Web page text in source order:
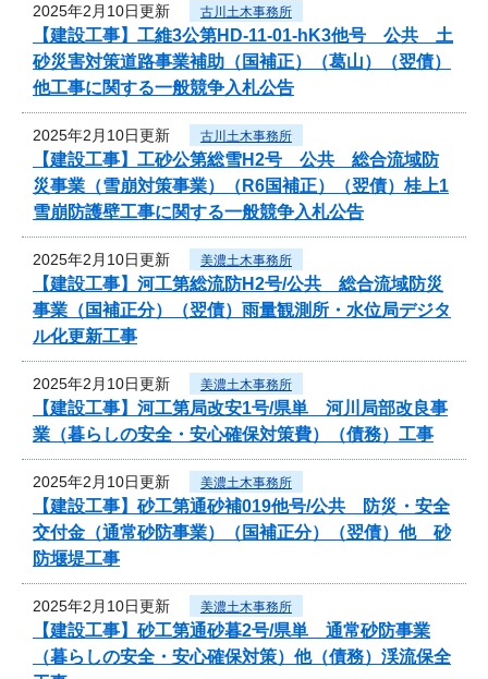
2025年2月10日更新 古川土木事務所
【建設工事】工維3公第HD-11-01-hK3他号 公共 土
砂災害対策道路事業補助（国補正）（葛山）（翌債）
他工事に関する一般競争入札公告
2025年2月10日更新 古川土木事務所
【建設工事】工砂公第総雪H2号 公共 総合流域防
災事業（雪崩対策事業）（R6国補正）（翌債）桂上1
雪崩防護壁工事に関する一般競争入札公告
2025年2月10日更新 美濃土木事務所
【建設工事】河工第総流防H2号/公共 総合流域防災
事業（国補正分）（翌債）雨量観測所・水位局デジタ
ル化更新工事
2025年2月10日更新 美濃土木事務所
【建設工事】河工第局改安1号/県単 河川局部改良事
業（暮らしの安全・安心確保対策費）（債務）工事
2025年2月10日更新 美濃土木事務所
【建設工事】砂工第通砂補019他号/公共 防災・安全
交付金（通常砂防事業）（国補正分）（翌債）他 砂
防堰堤工事
2025年2月10日更新 美濃土木事務所
【建設工事】砂工第通砂暮2号/県単 通常砂防事業
（暮らしの安全・安心確保対策）他（債務）渓流保全